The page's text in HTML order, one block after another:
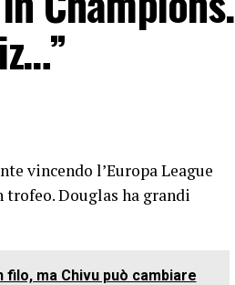
vincendo l’Europa League
Douglas ha grandi
ma Chivu può cambiare